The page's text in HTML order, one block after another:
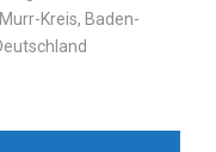
Kreis, Baden-